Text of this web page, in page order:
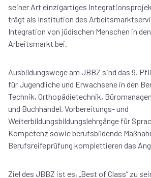
seiner Art einzigartiges
trägt als Institution des
Inte­gration von jüdischen Menschen in
Arbeitsmarkt bei.
Ausbildungswege am JBBZ sind das 9.
für Jugendliche und Erwachsene in den
Technik, Orthopädietechnik,
und Buchhandel. Vor­bereitungs- und
Weiterbildungsbildungslehrgänge für
Kompetenz sowie berufsbildende
Berufsreifeprüfung komplettieren das
Ziel des JBBZ ist es, „Best of Class“ zu